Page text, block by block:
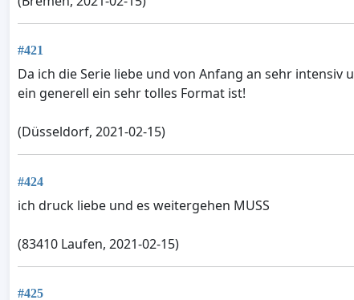
#421
Da ich die Serie liebe und von Anfang an sehr
ein generell ein sehr tolles Format ist!
(Düsseldorf, 2021-02-15)
#424
ich druck liebe und es weitergehen MUSS
(83410 Laufen, 2021-02-15)
#425